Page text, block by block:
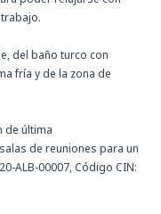
del baño turco con
fría y de la zona de
de última
de reuniones para un
ALB-00007, Código CIN: